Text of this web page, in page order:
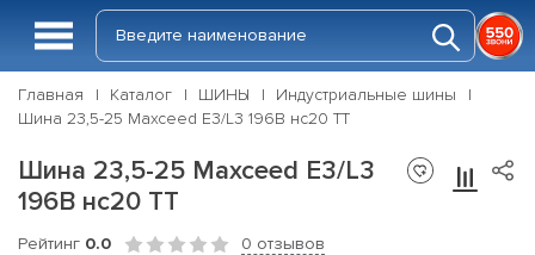
Главная Каталог ШИНЫ
Индустриальные шины
Шина 23,5-25 Maxceed E3/L3 196B нс20 TT
Шина 23,5-25 Maxceed E3/L3
196B нс20 TT
Рейтинг 0.0 0 отзывов